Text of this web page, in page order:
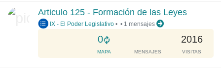
i
n
g
.
.
Articulo 125 - Formación de las Leyes
IX - El Poder Legislativo •
0
L
o
a
MAPA MENSAJES
2016
VISITAS
• 1 mensajes